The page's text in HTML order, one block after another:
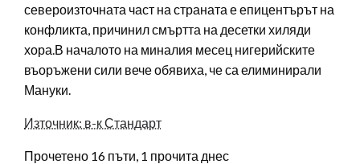
североизточната част на страната е епицентърът на
конфликта, причинил смъртта на десетки хиляди
хора.В началото на миналия месец нигерийските
въоръжени сили вече обявиха, че са елиминирали
Мануки.
Източник: в-к Стандарт
Прочетено 16 пъти, 1 прочита днес